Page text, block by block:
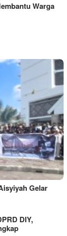
Warga
Gelar
DIY,